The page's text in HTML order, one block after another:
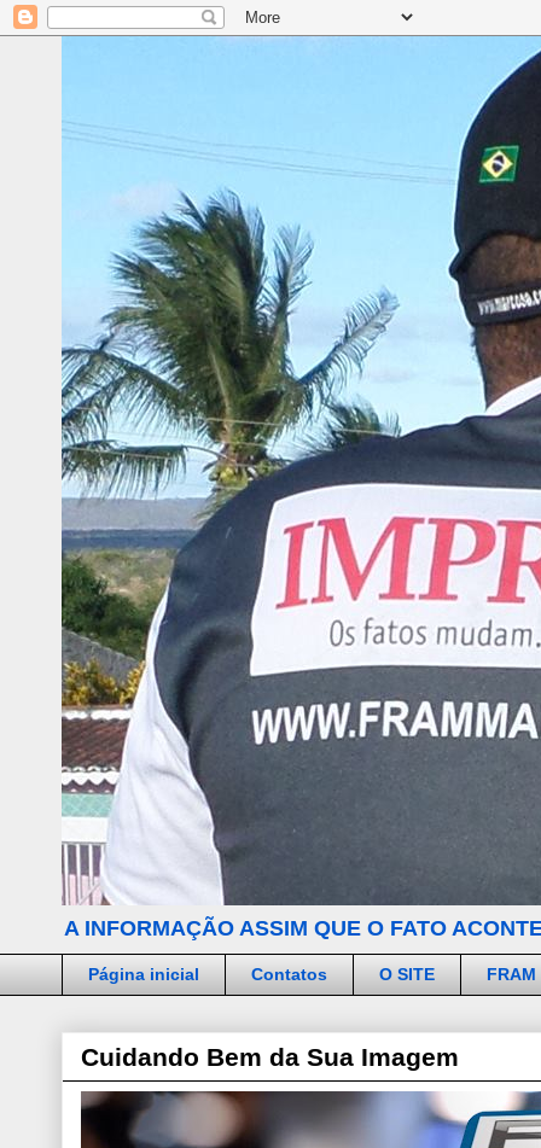
A INFORMAÇÃO ASSIM QUE O FATO
Página inicial Contatos O SITE FRAM
Cuidando Bem da Sua Imagem